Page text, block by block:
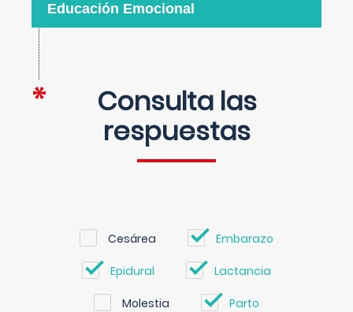
Educación Emocional
Consulta las
respuestas
Cesárea Embarazo
Epidural Lactancia
Molestia Parto